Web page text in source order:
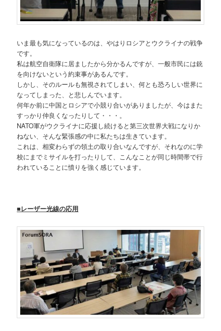
いま最も気になっているのは、やはりロシアとウクライナの戦争
です。
私は航空自衛隊に居ましたから分かるんですが、一般市民には銃
を向けないという約束事があるんです。
しかし、そのルールも無視されてしまい、何とも恐ろしい世界に
なってしまった、と悲しんでいます。
何年か前に中国とロシアで小競り合いがありましたが、今はまた
すっかり仲良くなったりして・・・。
NATO軍がウクライナに応援し続けると第三次世界大戦になりか
ねない、そんな緊張感の中に私たちは生きています。
これは、相変わらずの領土の取り合いなんですが、それなのに学
校にまでミサイルを打ったりして、こんなことが同じ時間帯で行
われていることに憤りを強く感じています。
■レーザー光線の応用